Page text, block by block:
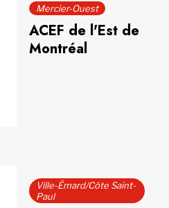
Mercier-Ouest
ACEF de l'Est de
Montréal
Ville-Émard/Côte Saint-
Paul